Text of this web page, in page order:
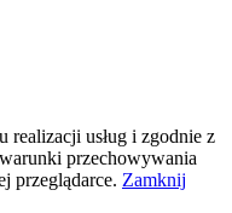
realizacji usług i zgodnie z
przechowywania
przeglądarce. Zamknij